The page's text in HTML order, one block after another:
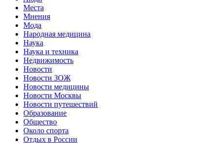
Места
Мнения
Мода
Народная медицина
Наука
Наука и техника
Недвижимость
Новости
Новости ЗОЖ
Новости медицины
Новости Москвы
Новости путешествий
Образование
Общество
Около спорта
Отдых в России